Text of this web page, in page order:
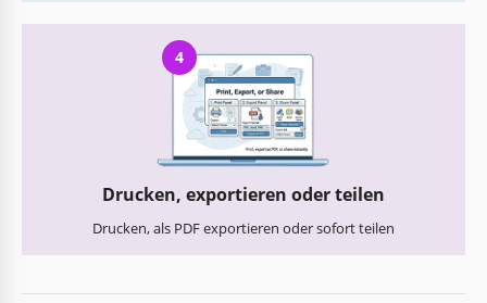
4
Drucken, exportieren oder teilen
Drucken, als PDF exportieren oder sofort teilen